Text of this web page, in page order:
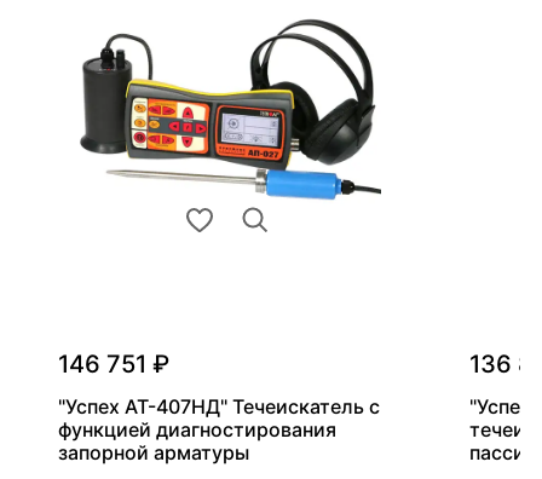
146 751 ₽
"Успех АТ-407НД" Течеискатель с
функцией диагностирования
запорной арматуры
136
"Успех